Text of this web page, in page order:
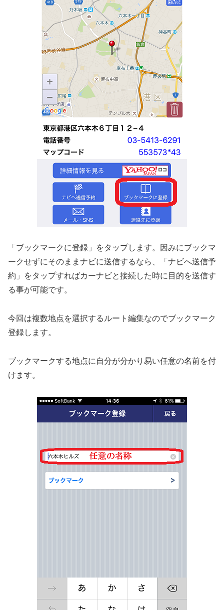
「ブックマークに登録」をタップします。因みにブックマ
ークせずにそのままナビに送信するなら、「ナビへ送信予
約」をタップすればカーナビと接続した時に目的を送信す
る事が可能です。
今回は複数地点を選択するルート編集なのでブックマーク
登録します。
ブックマークする地点に自分が分かり易い任意の名前を付
けます。